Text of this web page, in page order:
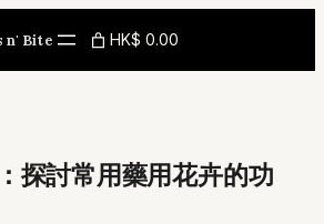
n' Bite HK$ 0.00
探討常用藥用花卉的功